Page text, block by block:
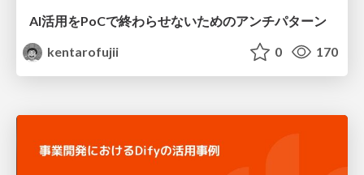
AI活用をPoCで終わらせないためのアンチパターン
kentarofujii
0 170